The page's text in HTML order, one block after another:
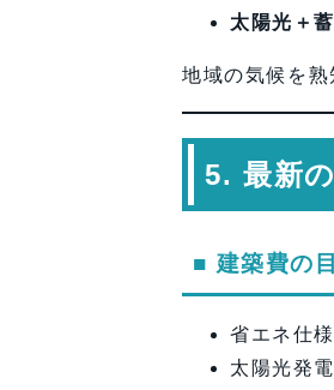
太陽光＋
地域の気候を
5. 最新
■ 建築費の
省エネ仕様
太陽光発